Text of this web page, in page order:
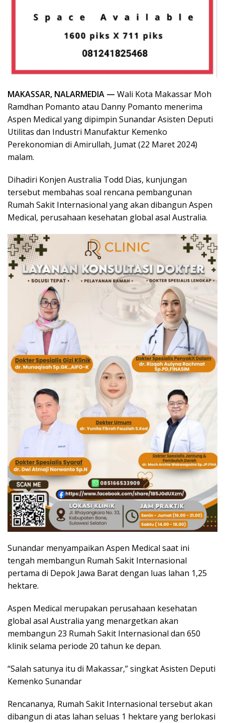
MAKASSAR, NALARMEDIA — Wali Kota Makassar Moh
Ramdhan Pomanto atau Danny Pomanto menerima
Aspen Medical yang dipimpin Sunandar Asisten Deputi
Utilitas dan Industri Manufaktur Kemenko
Perekonomian di Amirullah, Jumat (22 Maret 2024)
malam.
Dihadiri Konjen Australia Todd Dias, kunjungan
tersebut membahas soal rencana pembangunan
Rumah Sakit Internasional yang akan dibangun Aspen
Medical, perusahaan kesehatan global asal Australia.
Sunandar menyampaikan Aspen Medical saat ini
tengah membangun Rumah Sakit Internasional
pertama di Depok Jawa Barat dengan luas lahan 1,25
hektare.
Aspen Medical merupakan perusahaan kesehatan
global asal Australia yang menargetkan akan
membangun 23 Rumah Sakit Internasional dan 650
klinik selama periode 20 tahun ke depan.
“Salah satunya itu di Makassar,” singkat Asisten Deputi
Kemenko Sunandar
Rencananya, Rumah Sakit Internasional tersebut akan
dibangun di atas lahan seluas 1 hektare yang berlokasi